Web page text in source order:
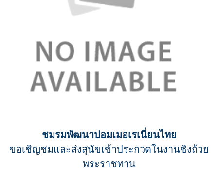
ชมรมพัฒนาปอมเมอเรเนี่ยนไทย
ขอเชิญชมและส่งสุนัขเข้าประกวดในงานชิงถ้วย
พระราชทาน